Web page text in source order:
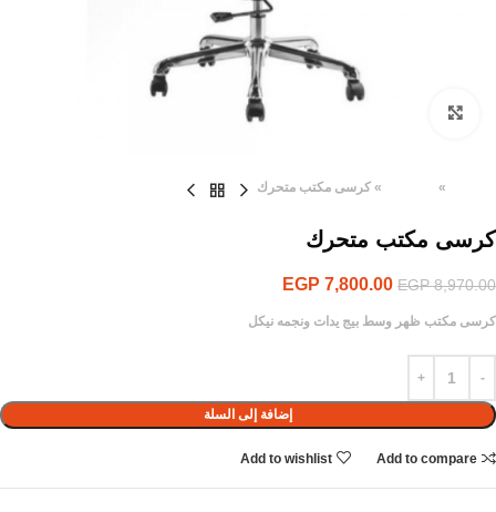
»
» كرسى مكتب متحرك
كرسى مكتب متحرك
EGP8,970.00
EGP 7,800.00
كرسى مكتب ظهر وسط بيج يدات ونجمه نيكل
إضافة إلى السلة
Add to compare
Add to wishlist